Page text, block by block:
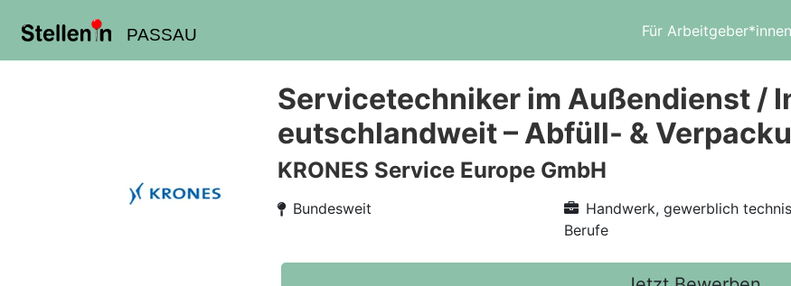
PASSAU Für Arbeitgeber*innen
Servicetechniker im Außendienst /
eutschlandweit – Abfüll- &
KRONES Service Europe GmbH
Bundesweit
Handwerk, gewerblich
Berufe